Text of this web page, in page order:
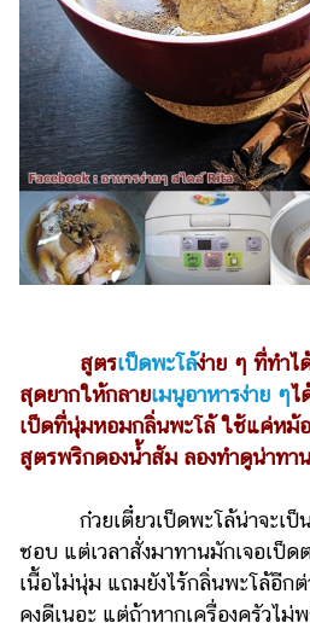
Music
Station
ละคร
บันเทิง
เกาหลี
ไลฟ์
ไตล์
ผู้
หญิง
ผู้ชาย
สุขภาพ
ท่อง
เที่ยว
สูตรเป็ดพะโล้ง่าย ๆ ที่ทำไ
สุดยากให้กลายเมนูอาหารง่าย ๆไ
เป็ดที่นุ่มหอมกลิ่นพะโล้ ใช้แค่หม้
สูตรพริกดองน้ำส้ม ลองทำดูน่าทาน
ก๋วยเตี๋ยวเป็ดพะโล้น่าจะเป็น
ชอบ แต่เวลาสั่งมาทานมักเจอเป็
เนื้อไม่นุ่ม แถมยังไร้กลิ่นพะโล้อีกต่
คงดีเนอะ แต่ถ้าหากเครื่องครัวไ